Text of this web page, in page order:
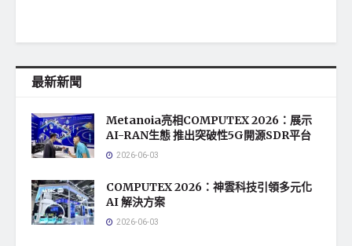
最新新聞
Metanoia亮相COMPUTEX 2026：展示
AI-RAN生態 推出突破性5G開源SDR平台
2026-06-03
COMPUTEX 2026：神雲科技引領多元化
AI 解決方案
2026-06-03